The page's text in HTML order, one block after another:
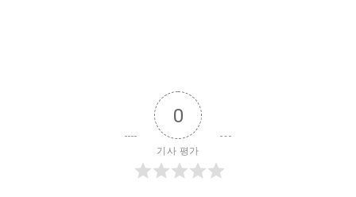
0
기사 평가